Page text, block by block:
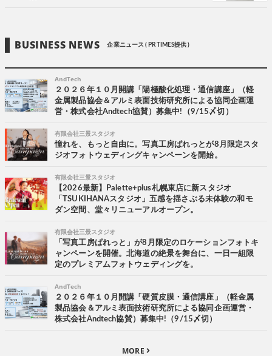
BUSINESS NEWS 企業ニュース ( PR TIMES提供 )
AndTech
２０２６年１０月開講「陽極酸化処理・通信講座」（軽
金属製品協会＆アルミ表面技術研究所による協同企画運
営・株式会社Andtech協賛）募集中!（9/15〆切）
有限会社三景スタジオ
憧れを、もっと自由に。写真工房ぱれっとが8月限定スタ
ジオフォトウェディングキャンペーンを開始。
有限会社三景スタジオ
【2026最新】Palette+plus札幌東店に新スタジオ
「TSUKIHANAスタジオ」五感を揺さぶる未体験の和モ
ダン空間、堂々リニューアルオープン。
有限会社三景スタジオ
「写真工房ぱれっと」が8月限定のロケーションフォトキ
ャンペーンを開催。北海道の絶景を舞台に、一日一組限
定のプレミアムフォトウェディングを。
AndTech
２０２６年１０月開講「硬質皮膜・通信講座」（軽金属
製品協会＆アルミ表面技術研究所による協同企画運営・
株式会社Andtech協賛）募集中!（9/15〆切）
MORE